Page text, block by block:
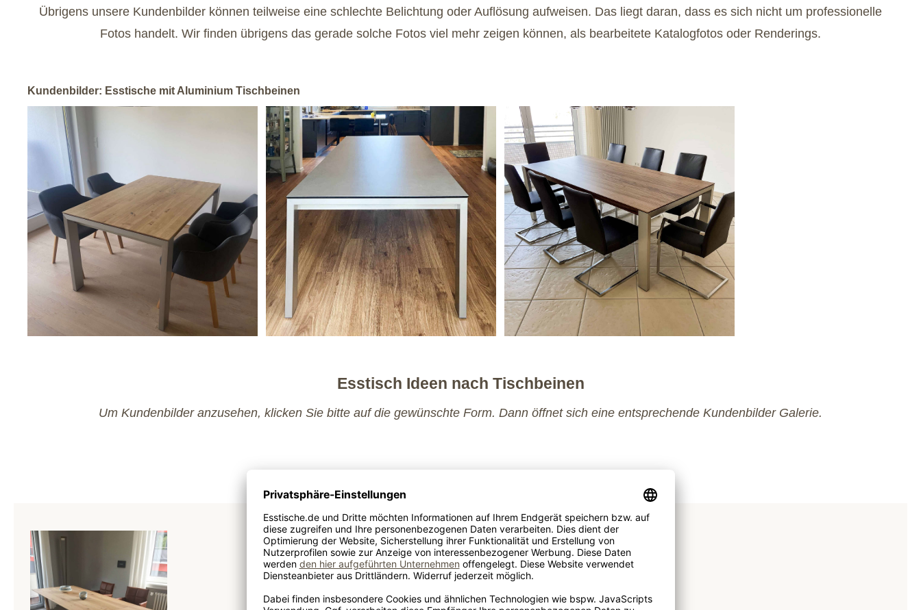
Übrigens unsere Kundenbilder können teilweise eine schlechte Belichtung oder Auflösung aufweisen. Das liegt daran, dass es sich nicht um professionelle
Fotos handelt. Wir finden übrigens das gerade solche Fotos viel mehr zeigen können, als bearbeitete Katalogfotos oder Renderings.
Kundenbilder: Esstische mit Aluminium Tischbeinen
Esstisch Ideen nach Tischbeinen
Um Kundenbilder anzusehen, klicken Sie bitte auf die gewünschte Form. Dann öffnet sich eine entsprechende Kundenbilder Galerie.